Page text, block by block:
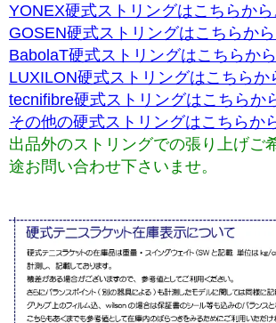
YONEX硬式ストリングはこちらから
GOSEN硬式ストリングはこちらから
BabolaT硬式ストリングはこちらから
LUXILON硬式ストリングはこちらか
tecnifibre硬式ストリングはこちらか
その他の硬式ストリングはこちらか
出品外のストリングでの張り上げご
途お問い合わせ下さいませ。